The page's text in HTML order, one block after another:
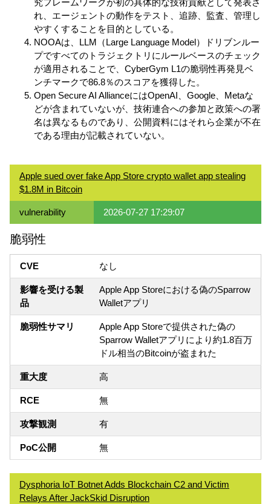
究フレームワークが初の具体的な技術貢献として発表さ
れ、エージェントの動作をテスト、追跡、監査、管理し
やすくすることを目的としている。
NOOAは、LLM（Large Language Model）ドリブンルー
プですべてのトラジェクトリにルールベースのチェック
が適用されることで、CyberGym L1の脆弱性再発見ベ
ンチマークで86.8％のスコアを獲得した。
Open Secure AI AllianceにはOpenAI、Google、Metaな
どが含まれていないが、技術連合への参加と政策への署
名は異なるものであり、公開資料にはそれら企業が不在
である理由が記載されていない。
Apple sued over fake App Store crypto wallet app stealing
$1.8M in Bitcoin
vulnerability 2026-07-27 17:29:07
脆弱性
CVE なし
影響を受ける製
品
Apple App Storeにおける偽のSparrow
Walletアプリ
脆弱性サマリ
Apple App Storeで提供された偽の
Sparrow Walletアプリにより約1.8百万
ドル相当のBitcoinが盗まれた
重大度 高
RCE 無
攻撃観測 有
PoC公開 無
Dysphoria IoT Botnet Adds Blockchain C2 and Victim
Relays After JackSkid Disruption